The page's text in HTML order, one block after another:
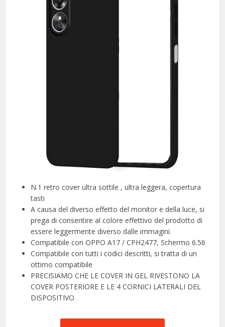
N.1 retro cover ultra sottile , ultra leggera, copertura
tasti
A causa del diverso effetto del monitor e della luce, si
prega di consentire al colore effettivo del prodotto di
essere leggermente diverso dalle immagini.
Compatibile con OPPO A17 / CPH2477, Schermo 6.56
Compatibile con tutti i codici descritti, si tratta di un
ottimo compatibile
PRECISIAMO CHE LE COVER IN GEL RIVESTONO LA
COVER POSTERIORE E LE 4 CORNICI LATERALI DEL
DISPOSITIVO